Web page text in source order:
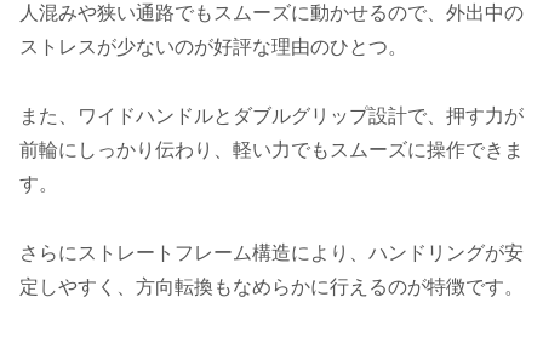
人混みや狭い通路でもスムーズに動かせるので、外出中の
ストレスが少ないのが好評な理由のひとつ。
また、ワイドハンドルとダブルグリップ設計で、押す力が
前輪にしっかり伝わり、軽い力でもスムーズに操作できま
す。
さらにストレートフレーム構造により、ハンドリングが安
定しやすく、方向転換もなめらかに行えるのが特徴です。